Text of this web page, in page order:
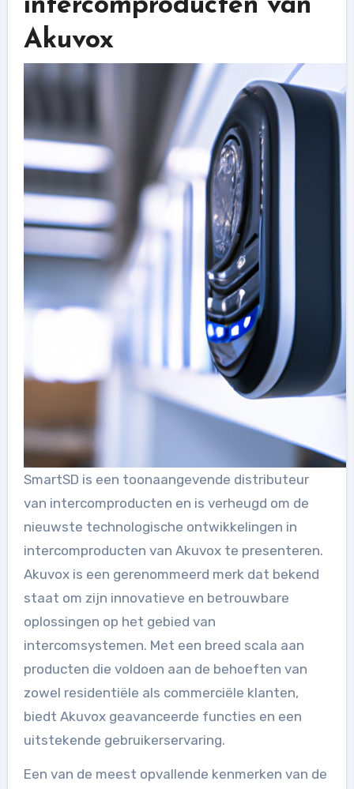
intercomproducten van
Akuvox
SmartSD is een toonaangevende distributeur
van intercomproducten en is verheugd om de
nieuwste technologische ontwikkelingen in
intercomproducten van Akuvox te presenteren.
Akuvox is een gerenommeerd merk dat bekend
staat om zijn innovatieve en betrouwbare
oplossingen op het gebied van
intercomsystemen. Met een breed scala aan
producten die voldoen aan de behoeften van
zowel residentiële als commerciële klanten,
biedt Akuvox geavanceerde functies en een
uitstekende gebruikerservaring.
Een van de meest opvallende kenmerken van de